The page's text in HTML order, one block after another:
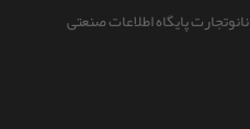
نانوتجارت پایگاه اطلاعات صنعتی